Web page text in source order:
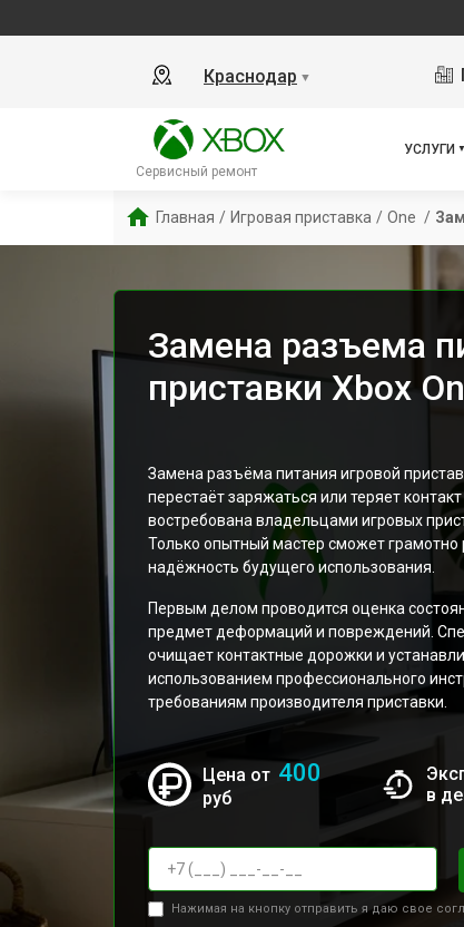
Краснодар ▼
Сервисный ремонт
УСЛУГИ
Главная / Игровая приставка / One /
Замена разъема
приставки Xbox
Замена разъёма питания игровой
перестаёт заряжаться или теряет
востребована владельцами игровых
Только опытный мастер сможет грамотно
надёжность будущего использования.
Первым делом проводится оценка
предмет деформаций и повреждений.
очищает контактные дорожки и
использованием профессионального
требованиям производителя приставки.
Цена от 400
руб
в
Нажимая на кнопку отправить я даю свое